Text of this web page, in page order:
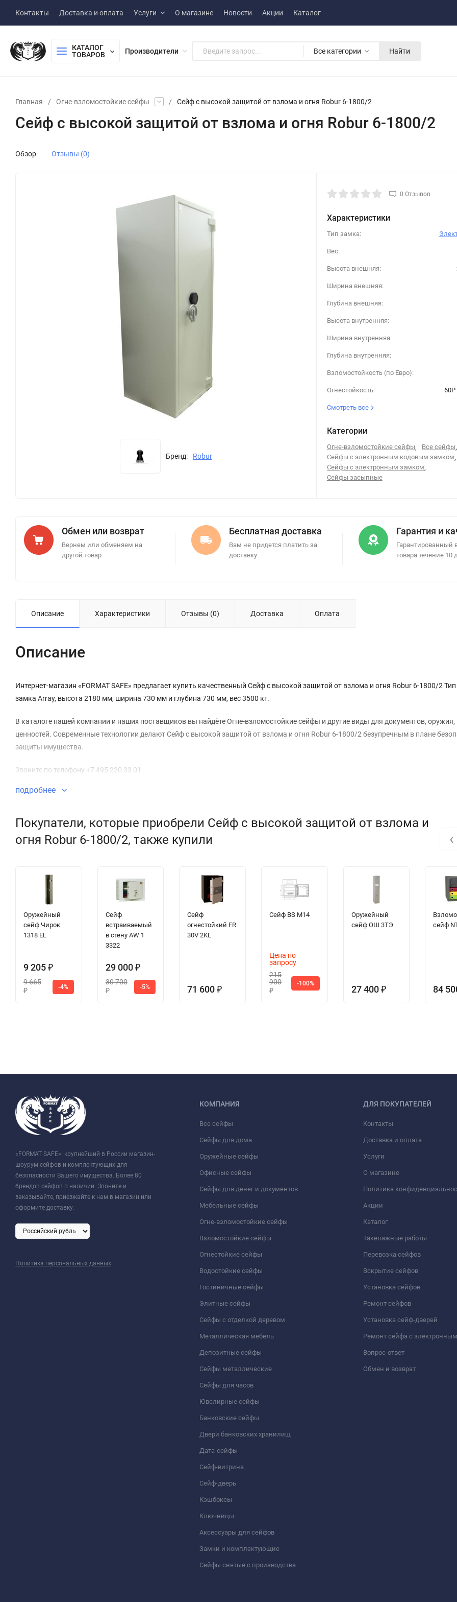
Контакты Доставка и оплата Услуги О магазине Новости Акции Каталог
КАТАЛОГ
ТОВАРОВ
Производители Все категории Найти
Главная / Огне-взломостойкие сейфы / Сейф с высокой защитой от взлома и огня Robur 6-1800/2
Сейф с высокой защитой от взлома и огня Robur 6-1800/2
Обзор Отзывы (0)
Бренд: Robur
0 Отзывов
Характеристики
Тип замка:
Вес:
Высота внешняя:
Ширина внешняя:
Глубина внешняя:
Высота внутренняя:
Ширина внутренняя:
Глубина внутренняя:
Взломостойкость (по Евро):
Огнестойкость:
Смотреть все
Категории
Огне-взломостойкие сейфы, Все сейфы,
Сейфы с электронным кодовым замком,
Сейфы с электронным замком,
Сейфы засыпные
Обмен или возврат
Вернем или обменяем на
другой товар
Бесплатная доставка
Вам не придется платить за
доставку
Гарантия и
Гарантированный
товара течение 10
Описание Характеристики Отзывы (0) Доставка Оплата
Описание
Интернет-магазин «FORMAT SAFE» предлагает купить качественный Сейф с высокой защитой от взлома и огня Robur 6-1800/2 Тип
замка Array, высота 2180 мм, ширина 730 мм и глубина 730 мм, вес 3500 кг.
В каталоге нашей компании и наших поставщиков вы найдёте Огне-взломостойкие сейфы и другие виды для документов, оружия,
ценностей. Современные технологии делают Сейф с высокой защитой от взлома и огня Robur 6-1800/2 безупречным в плане
защиты имущества.
Звоните по телефону +7 495 220 33 01
подробнее
Покупатели, которые приобрели Сейф с высокой защитой от взлома и
огня Robur 6-1800/2, также купили
Оружейный
сейф Чирок
1318 EL
9 205 ₽
9 665
₽
-4%
Сейф
встраиваемый
в стену AW 1
3322
29 000 ₽
30 700
₽
-5%
Сейф
огнестойкий FR
30V 2KL
71 600₽
Сейф BS M14
Цена по
запросу
215
900
₽
-100%
Оружейный
сейф ОШ 3TЭ
27 400 ₽
сейф
84
‹
«FORMAT SAFE»: крупнейший в России магазин-
шоурум сейфов и комплектующих для
безопасности Вашего имущества. Более 80
брендов сейфов в наличии. Звоните и
заказывайте, приезжайте к нам в магазин или
оформите доставку.
Политика персональных данных
КОМПАНИЯ
Все сейфы
Сейфы для дома
Оружейные сейфы
Офисные сейфы
Сейфы для денег и документов
Мебельные сейфы
Огне-взломостойкие сейфы
Взломостойкие сейфы
Огнестойкие сейфы
Водостойкие сейфы
Гостиничные сейфы
Элитные сейфы
Сейфы с отделкой деревом
Металлическая мебель
Депозитные сейфы
Сейфы металлические
Сейфы для часов
Ювелирные сейфы
Банковские сейфы
Двери банковских хранилищ
Дата-сейфы
Сейф-витрина
Сейф-дверь
Кэшбоксы
Ключницы
Аксессуары для сейфов
Замки и комплектующие
Сейфы снятые с производства
ДЛЯ ПОКУПАТЕЛЕЙ
Контакты
Доставка и оплата
Услуги
О магазине
Политика
Акции
Каталог
Такелажные работы
Перевозка сейфов
Вскрытие сейфов
Установка сейфов
Ремонт сейфов
Установка сейф-дверей
Ремонт сейфа с
Вопрос-ответ
Обмен и возврат